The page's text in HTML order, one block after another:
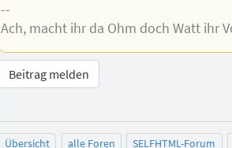
--
Ach, macht ihr da Ohm doch Watt ihr
Beitrag melden
Übersicht alle Foren
SELFHTML-Forum